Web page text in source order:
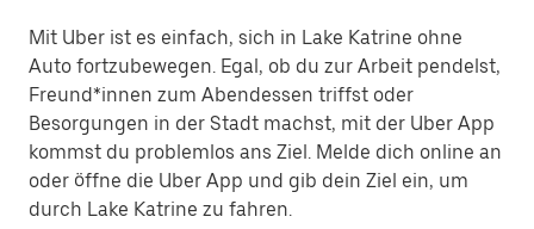
Mit Uber ist es einfach, sich in Lake Katrine ohne
Auto fortzubewegen. Egal, ob du zur Arbeit pendelst,
Freund*innen zum Abendessen triffst oder
Besorgungen in der Stadt machst, mit der Uber App
kommst du problemlos ans Ziel. Melde dich online an
oder öffne die Uber App und gib dein Ziel ein, um
durch Lake Katrine zu fahren.